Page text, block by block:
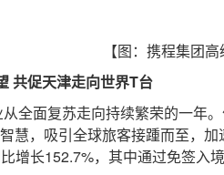
【图：携程集团
促天津走向世界T台
面复苏走向持续繁荣的一年
慧，吸引全球旅客接踵而至，
增长152.7%，其中通过免签